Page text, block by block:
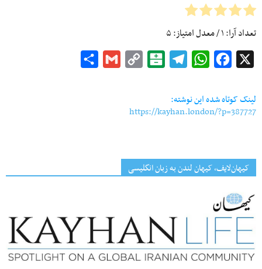
تعداد آرا:۱/ معدل امتیاز:۵
Facebook
WhatsApp
Telegram
Balatarin
Copy
Gmail
لینک کوتاه شده این نوشته:
https://kayhan.london/?p=387727
کیهان‌لایف، کیهان لندن به زبان انگلیسی